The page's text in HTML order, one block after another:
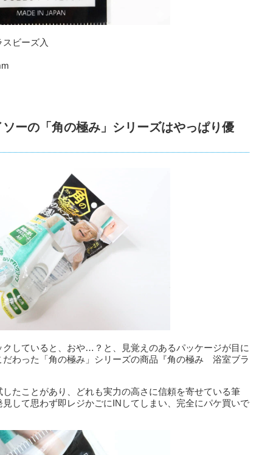
ビーズ入
ーの「角の極み」シリーズはやっぱり優
していると、おや…？と、見覚えのあるパッケージが目に
だわった「角の極み」シリーズの商品『角の極み 浴室ブラ
たことがあり、どれも実力の高さに信頼を寄せている筆
して思わず即レジかごにINしてしまい、完全にパケ買いで